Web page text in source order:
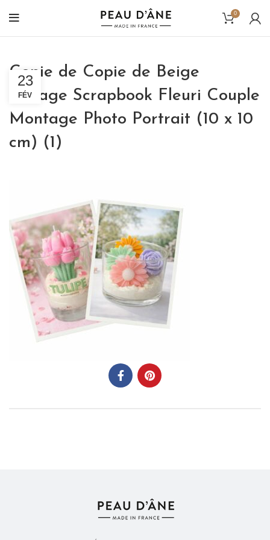
0
Copie de Copie de Beige
Collage Scrapbook Fleuri Couple
Montage Photo Portrait (10 x 10
cm) (1)
23
FÉV